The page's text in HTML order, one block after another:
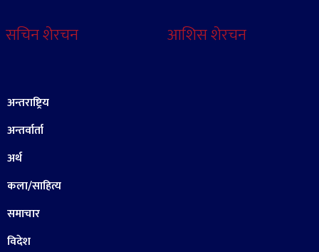
सचिन शेरचन आशिस शेरचन
अन्तराष्ट्रिय
अन्तर्वार्ता
अर्थ
कला/साहित्य
समाचार
विदेश